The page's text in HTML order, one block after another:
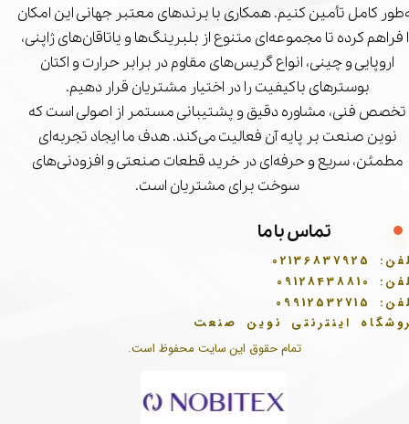
تمام حقوق این سایت محفوظ است.
کامل تأمین کنیم. همکاری با برندهای معتبر جهانی این امکان
فراهم کرده تا مجموعه‌ای متنوع از بلبرینگ‌ها و یاتاقان‌های ژاپنی،
اروپایی و چینی، انواع گریس‌های مقاوم در برابر حرارت و اکتان
بوسترهای باکیفیت را در اختیار مشتریان قرار دهیم.
تخصص فنی، مشاوره دقیق و پشتیبانی مستمر از اصولی است که
نوین صنعت بر پایه آن فعالیت می‌کند. هدف ما ایجاد تجربه‌ای
مطمئن، سریع و حرفه‌ای در خرید قطعات صنعتی و افزودنی‌های
سوخت برای مشتریان است.
تماس با ما
02136837925
09128438810
09912532715
اینترنتی نوین صنعت